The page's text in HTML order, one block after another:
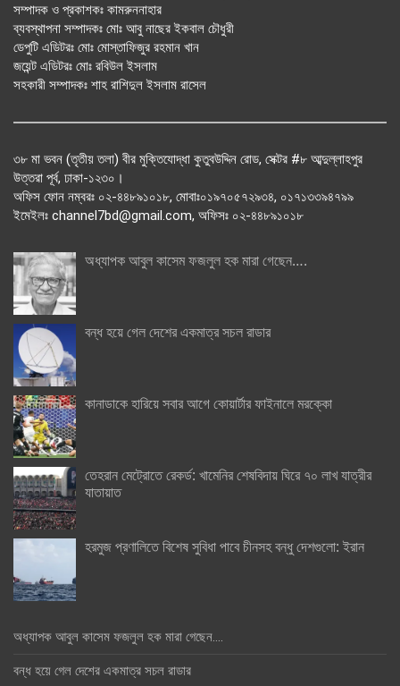
সম্পাদক ও প্রকাশকঃ কামরুননাহার
ব্যবস্থাপনা সম্পাদকঃ মোঃ আবু নাছের ইকবাল চৌধুরী
ডেপুটি এডিটরঃ মোঃ মোস্তাফিজুর রহমান খান
জয়েন্ট এডিটরঃ মোঃ রবিউল ইসলাম
সহকারী সম্পাদকঃ শাহ রাশিদুল ইসলাম রাসেল
৩৮ মা ভবন (তৃতীয় তলা) বীর মুক্তিযোদ্ধা কুতুবউদ্দিন রোড, সেক্টর #৮ আব্দুল্লাহপুর
উত্তরা পূর্ব, ঢাকা-১২৩০।
অফিস ফোন নম্বরঃ ০২-৪৪৮৯১০১৮, মোবাঃ০১৯৭০৫৭২৯৩৪, ০১৭১৩৩৯৪৭৯৯
ইমেইলঃ channel7bd@gmail.com, অফিসঃ ০২-৪৪৮৯১০১৮
অধ্যাপক আবুল কাসেম ফজলুল হক মারা গেছেন….
বন্ধ হয়ে গেল দেশের একমাত্র সচল রাডার
কানাডাকে হারিয়ে সবার আগে কোয়ার্টার ফাইনালে মরক্কো
তেহরান মেট্রোতে রেকর্ড: খামেনির শেষবিদায় ঘিরে ৭০ লাখ যাত্রীর
যাতায়াত
হরমুজ প্রণালিতে বিশেষ সুবিধা পাবে চীনসহ বন্ধু দেশগুলো: ইরান
অধ্যাপক আবুল কাসেম ফজলুল হক মারা গেছেন….
বন্ধ হয়ে গেল দেশের একমাত্র সচল রাডার